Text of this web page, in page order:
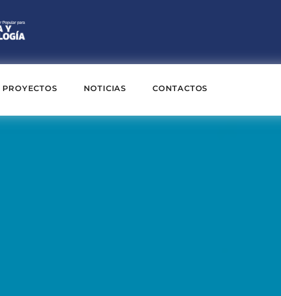
PROYECTOS NOTICIAS CONTACTOS